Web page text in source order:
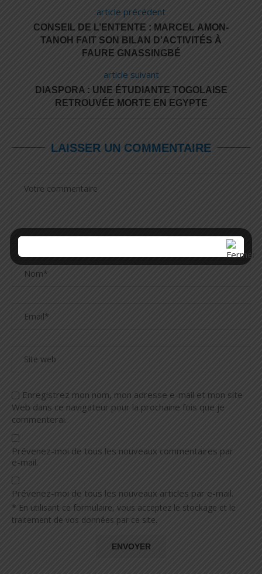
article précédent
CONSEIL DE L’ENTENTE : MARCEL AMON-
TANOH FAIT SON BILAN D’ACTIVITÉS À
FAURE GNASSINGBÉ
article suivant
DIASPORA : UNE ÉTUDIANTE TOGOLAISE
RETROUVÉE MORTE EN EGYPTE
LAISSER UN COMMENTAIRE
Enregistrez mon nom, mon adresse e-mail et mon site
Web dans ce navigateur pour la prochaine fois que je
commenterai.
Prévenez-moi de tous les nouveaux commentaires par
e-mail.
Prévenez-moi de tous les nouveaux articles par e-mail.
* En utilisant ce formulaire, vous acceptez le stockage et le
traitement de vos données par ce site.